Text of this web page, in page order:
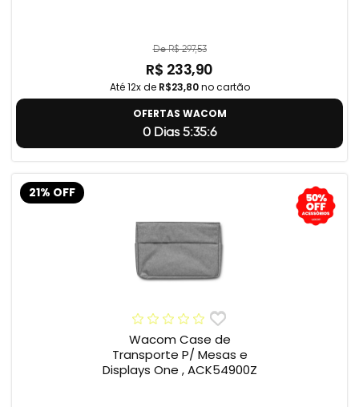
De R$ 297,53
R$ 233,90
Até 12x de R$23,80no cartão
OFERTAS WACOM
0 Dias 5:35:5
21% OFF
Wacom Case de
Transporte P/ Mesas e
Displays One , ACK54900Z